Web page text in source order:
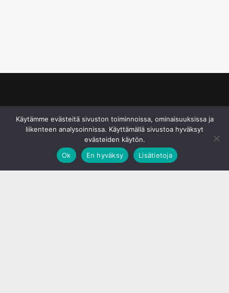
Käytämme evästeitä sivuston toiminnoissa, ominaisuuksissa ja
liikenteen analysoinnissa. Käyttämällä sivustoa hyväksyt
evästeiden käytön.
Ok
En hyväksy Lisätietoja